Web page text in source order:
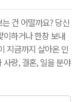
건 어떨까요? 당신
이하거나 한창 보내
지금까지 살아온 인
랑, 결혼, 일을 분야